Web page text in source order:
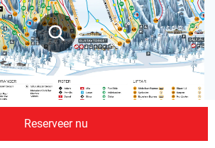
Reserveer nu